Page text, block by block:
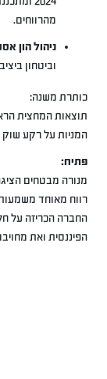
מהרווחים.
ניהול הון
וביטחון
כותרת משנה:
תוצאות המחצית
המניות על רקע שוק
פתיח:
מנורה מבטחים
החברה הכריזה על
הפיננסית ואת